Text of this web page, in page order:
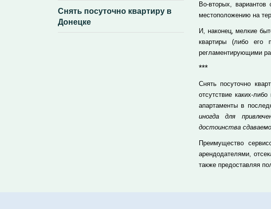
Снять посуточно квартиру в
Донецке
Во-вторых,
местоположению на
И, наконец, мелкие
квартиры (либо его
регламентирующими
***
Снять посуточно
отсутствие каких-
апартаменты в
иногда для
достоинства
Преимущество
арендодателями,
также предоставляя